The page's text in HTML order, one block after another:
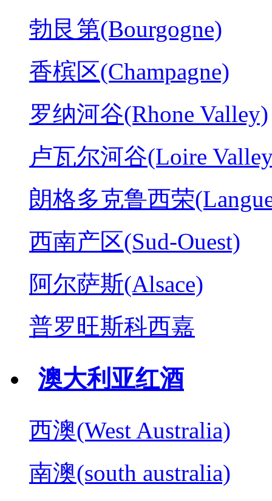
勃艮第(Bourgogne)
香槟区(Champagne)
罗纳河谷(Rhone Valley)
卢瓦尔河谷(Loire
朗格多克鲁西荣
西南产区(Sud-Ouest)
阿尔萨斯(Alsace)
普罗旺斯科西嘉
澳大利亚红酒
西澳(West Australia)
南澳(south australia)